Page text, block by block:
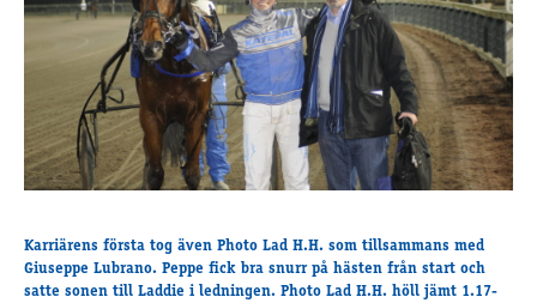
Travkonferens
Exponering & värdskap
Hört och hänt
Tävling
Träning och provlopp
Aktiva
Karriärens första tog även Photo Lad H.H. som tillsammans med
Giuseppe Lubrano. Peppe fick bra snurr på hästen från start och
satte sonen till Laddie i ledningen. Photo Lad H.H. höll jämt 1.17-